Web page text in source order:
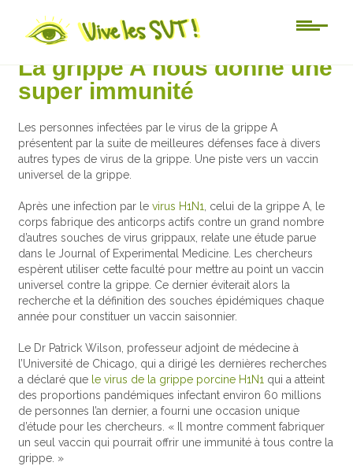
Actu-sciences
La grippe A nous donne une
super immunité
Les personnes infectées par le virus de la grippe A
présentent par la suite de meilleures défenses face à divers
autres types de virus de la grippe. Une piste vers un vaccin
universel de la grippe.
Après une infection par levirus H1N1
, celui de la grippe A, le
corps fabrique des anticorps actifs contre un grand nombre
d’autres souches de virus grippaux, relate une étude parue
dans le Journal of Experimental Medicine. Les chercheurs
espèrent utiliser cette faculté pour mettre au point un vaccin
universel contre la grippe. Ce dernier éviterait alors la
recherche et la définition des souches épidémiques chaque
année pour constituer un vaccin saisonnier.
Le Dr Patrick Wilson, professeur adjoint de médecine à
l’Université de Chicago, qui a dirigé les dernières recherches
a déclaré que le virus de la grippe porcine H1N1 qui a atteint
des proportions pandémiques infectant environ 60 millions
de personnes l’an dernier, a fourni une occasion unique
d’étude pour les chercheurs. « Il montre comment fabriquer
un seul vaccin qui pourrait offrir une immunité à tous contre la
grippe. »